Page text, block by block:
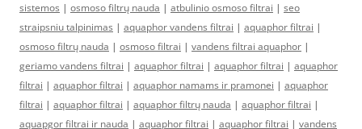
sistemos | osmoso filtrų nauda | atbulinio osmoso filtrai | seo
straipsniu talpinimas | aquaphor vandens filtrai | aquaphor filtrai |
osmoso filtrų nauda | osmoso filtrai | vandens filtrai aquaphor |
geriamo vandens filtrai | aquaphor filtrai | aquaphor filtrai | aquaphor
filtrai | aquaphor filtrai | aquaphor namams ir pramonei | aquaphor
filtrai | aquaphor filtrai | aquaphor filtrų nauda | aquaphor filtrai |
aquapgor filtrai ir nauda | aquaphor filtrai | aquaphor filtrai | vandens